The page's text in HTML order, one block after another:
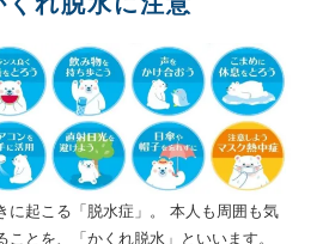
採用情報
お問合せ
に起こる「脱水症」。 本人も周囲も気
とを、「かくれ脱水」といいます。